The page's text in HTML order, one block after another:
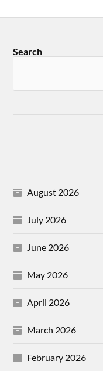
Search
August 2026
July 2026
June 2026
May 2026
April 2026
March 2026
February 2026